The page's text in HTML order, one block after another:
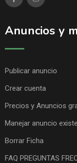
Anuncios y
Publicar anuncio
Crear cuenta
Precios y Anuncios
Manejar anuncio
Borrar Ficha
FAQ PREGUNTAS